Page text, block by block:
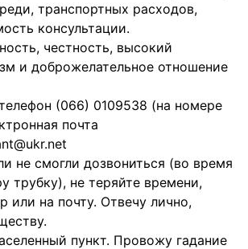
транспортных расходов,
консультации.
честность, высокий
и доброжелательное отношение
(066) 0109538 (на номере
почта
не смогли дозвониться (во время
трубку), не теряйте времени,
или на почту. Отвечу лично,
пункт. Провожу гадание